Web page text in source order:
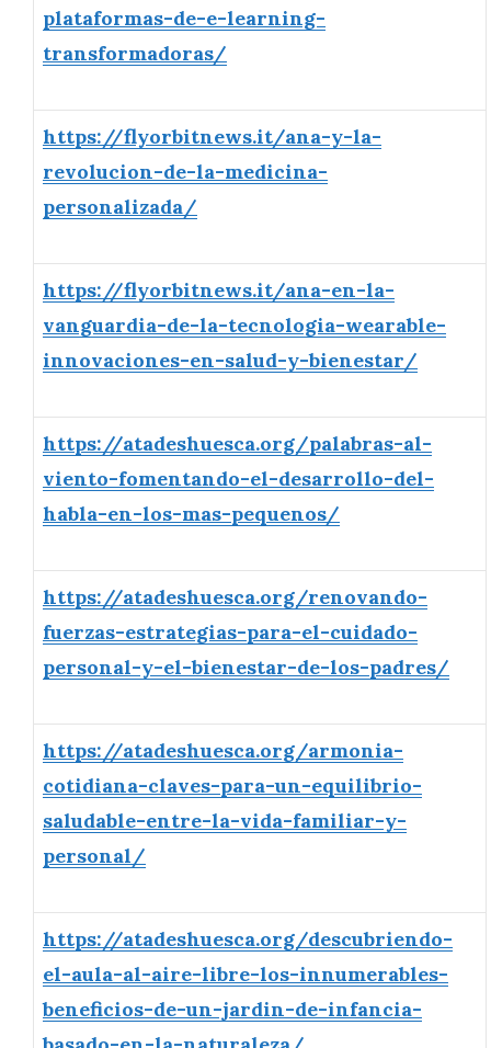
plataformas-de-e-learning-
transformadoras/
https://flyorbitnews.it/ana-y-la-
revolucion-de-la-medicina-
personalizada/
https://flyorbitnews.it/ana-en-la-
vanguardia-de-la-tecnologia-wearable-
innovaciones-en-salud-y-bienestar/
https://atadeshuesca.org/palabras-al-
viento-fomentando-el-desarrollo-del-
habla-en-los-mas-pequenos/
https://atadeshuesca.org/renovando-
fuerzas-estrategias-para-el-cuidado-
personal-y-el-bienestar-de-los-padres/
https://atadeshuesca.org/armonia-
cotidiana-claves-para-un-equilibrio-
saludable-entre-la-vida-familiar-y-
personal/
https://atadeshuesca.org/descubriendo-
el-aula-al-aire-libre-los-innumerables-
beneficios-de-un-jardin-de-infancia-